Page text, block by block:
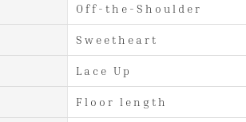
Off-the-Shoulder
Sweetheart
Lace Up
Floor length